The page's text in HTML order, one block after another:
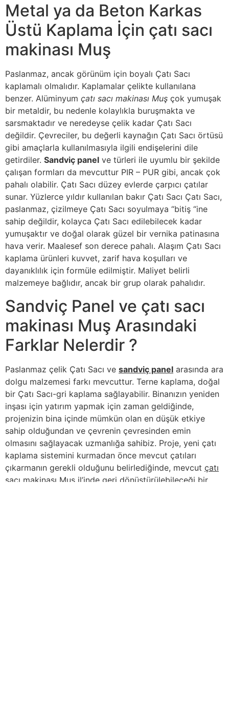
Metal ya da Beton Karkas
Üstü Kaplama İçin çatı sacı
makinası Muş
Paslanmaz, ancak görünüm için boyalı Çatı Sacı
kaplamalı olmalıdır. Kaplamalar çelikte kullanılana
benzer. Alüminyum çatı sacı makinası Muş çok yumuşak
bir metaldir, bu nedenle kolaylıkla buruşmakta ve
sarsmaktadır ve neredeyse çelik kadar Çatı Sacı
değildir. Çevreciler, bu değerli kaynağın Çatı Sacı örtüsü
gibi amaçlarla kullanılmasıyla ilgili endişelerini dile
getirdiler. Sandviç panel ve türleri ile uyumlu bir şekilde
çalışan formları da mevcuttur PIR – PUR gibi, ancak çok
pahalı olabilir. Çatı Sacı düzey evlerde çarpıcı çatılar
sunar. Yüzlerce yıldır kullanılan bakır Çatı Sacı Çatı Sacı,
paslanmaz, çizilmeye Çatı Sacı soyulmaya “bitiş “ine
sahip değildir, kolayca Çatı Sacı edilebilecek kadar
yumuşaktır ve doğal olarak güzel bir vernika patinasına
hava verir. Maalesef son derece pahalı. Alaşım Çatı Sacı
kaplama ürünleri kuvvet, zarif hava koşulları ve
dayanıklılık için formüle edilmiştir. Maliyet belirli
malzemeye bağlıdır, ancak bir grup olarak pahalıdır.
Sandviç Panel ve çatı sacı
makinası Muş Arasındaki
Farklar Nelerdir ?
Paslanmaz çelik Çatı Sacı ve sandviç panel arasında ara
dolgu malzemesi farkı mevcuttur. Terne kaplama, doğal
bir Çatı Sacı-gri kaplama sağlayabilir. Binanızın yeniden
inşası için yatırım yapmak için zaman geldiğinde,
projenizin bina içinde mümkün olan en düşük etkiye
sahip olduğundan ve çevrenin çevresinden emin
olmasını sağlayacak uzmanlığa sahibiz. Proje, yeni çatı
kaplama sistemini kurmadan önce mevcut çatıları
çıkarmanın gerekli olduğunu belirlediğinde, mevcut çatı
sacı makinası Muş il’inde geri dönüştürülebileceği bir